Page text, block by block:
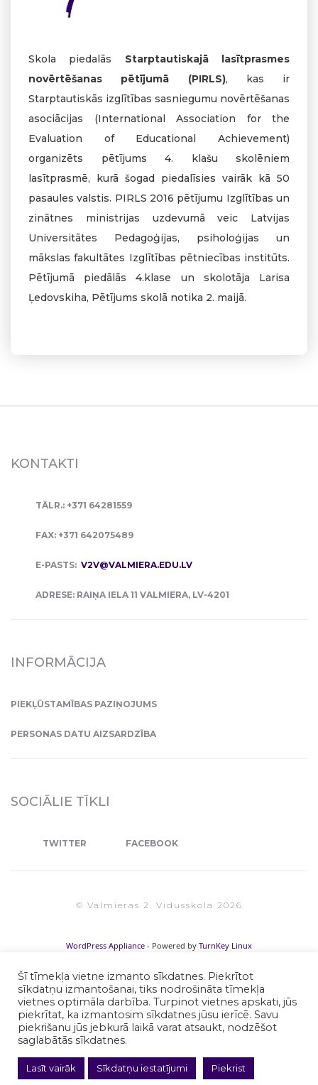
Skola piedalās Starptautiskajā lasītprasmes
novērtēšanas pētījumā (PIRLS), kas ir
Starptautiskās izglītības sasniegumu novērtēšanas
asociācijas (International Association for the
Evaluation of Educational Achievement)
organizēts pētījums 4. klašu skolēniem
lasītprasmē, kurā šogad piedalīsies vairāk kā 50
pasaules valstis. PIRLS 2016 pētījumu Izglītības un
zinātnes ministrijas uzdevumā veic Latvijas
Universitātes Pedagoģijas, psiholoģijas un
mākslas fakultātes Izglītības pētniecības institūts.
Pētījumā piedālās 4.klase un skolotāja Larisa
Ļedovskiha, Pētījums skolā notika 2. maijā.
KONTAKTI
TĀLR.: +371 64281559
FAX: +371 642075489
E-PASTS: V2V@VALMIERA.EDU.LV
ADRESE: RAIŅA IELA 11 VALMIERA, LV-4201
INFORMĀCIJA
PIEKĻŪSTAMĪBAS PAZIŅOJUMS
PERSONAS DATU AIZSARDZĪBA
SOCIĀLIE TĪKLI
TWITTER FACEBOOK
© Valmieras 2. Vidusskola 2026
Šī tīmekļa vietne izmanto sīkdatnes. Piekrītot
sīkdatņu izmantošanai, tiks nodrošināta tīmekļa
vietnes optimāla darbība. Turpinot vietnes apskati, jūs
piekrītat, ka izmantosim sīkdatnes jūsu ierīcē. Savu
piekrišanu jūs jebkurā laikā varat atsaukt, nodzēšot
saglabātās sīkdatnes.
Lasīt vairāk Sīkdatņu iestatījumi Piekrist
WordPress Appliance - Powered by TurnKey Linux